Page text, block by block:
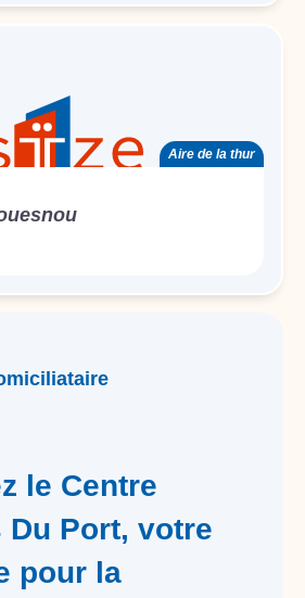
Aire de la thur
le Centre
Port, votre
pour la